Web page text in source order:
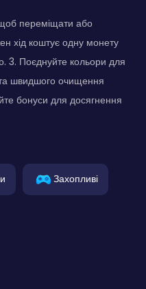
переміщати або
хід коштує одну монету
3. Поєднуйте кольори для
швидшого очищення
бонуси для досягнення
Захопливі